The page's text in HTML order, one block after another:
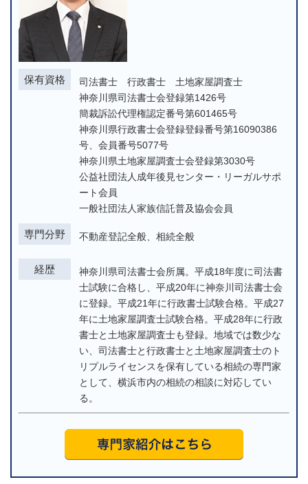
保有資格
司法書士 行政書士 土地家屋調査士
神奈川県司法書士会登録第1426号
簡裁訴訟代理権認定番号第601465号
神奈川県行政書士会登録登録番号第16090386
号、会員番号5077号
神奈川県土地家屋調査士会登録第3030号
公益社団法人成年後見センター・リーガルサポ
ート会員
一般社団法人家族信託普及協会会員
専門分野 不動産登記全般、相続全般
経歴
神奈川県司法書士会所属。平成18年度に司法書
士試験に合格し、平成20年に神奈川司法書士会
に登録。平成21年に行政書士試験合格。平成27
年に土地家屋調査士試験合格。平成28年に行政
書士と土地家屋調査士も登録。地域では数少な
い、司法書士と行政書士と土地家屋調査士のト
リプルライセンスを保有している相続の専門家
として、横浜市内の相続の相談に対応してい
る。